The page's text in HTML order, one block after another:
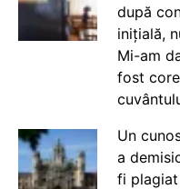
după
inițială,
Mi-am
fost
Un
a
fi